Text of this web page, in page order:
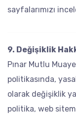
sayfalarımızı
9. Değişiklik
Pınar Mutlu
politikasında,
olarak değişiklik
politika, web